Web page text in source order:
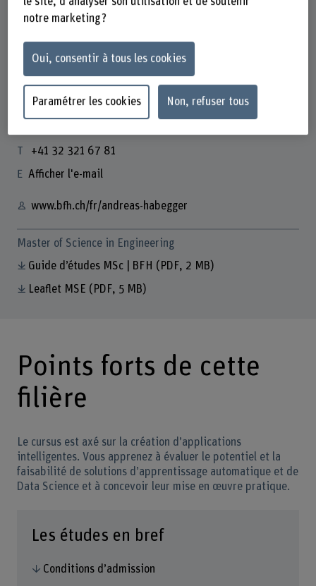
Leiter Studiengang Data Engineering
+41 32 321 64 92
Afficher l'e-mail
www.bfh.ch/fr/juergen-vogel
+41 32 321 67 81
Afficher l'e-mail
www.bfh.ch/fr/andreas-habegger
Master of Science in Engineering
Guide d’études MSc | BFH (PDF, 2 MB)
Leaflet MSE (PDF, 5 MB)
Points forts de cette
filière
Le cursus est axé sur la création d’applications
intelligentes. Vous apprenez à évaluer le potentiel et la
faisabilité de solutions d’apprentissage automatique et de
Data Science et à concevoir leur mise en œuvre pratique.
Les études en bref
Conditions d’admission
notre marketing ?
Oui, consentir à tous les cookies
Paramétrer les cookies Non, refuser tous